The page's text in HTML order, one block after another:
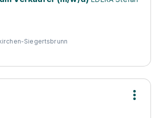
Siegertsbrunn